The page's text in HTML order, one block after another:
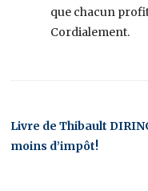
que chacun
Cordialement.
Livre de Thibault
moins d’impôt!